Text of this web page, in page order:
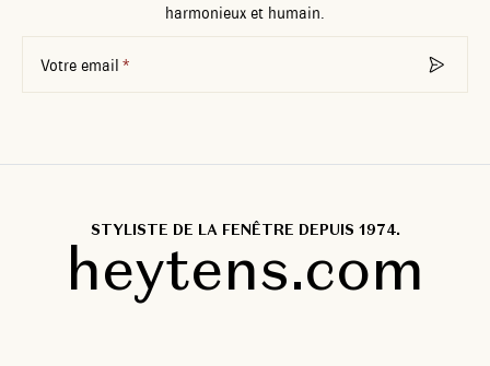
harmonieux et humain.
Votre email
STYLISTE DE LA FENÊTRE DEPUIS 1974.
heytens.com